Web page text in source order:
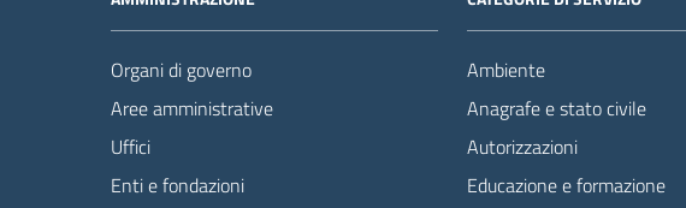
Organi di governo
Aree amministrative
Uffici
Enti e fondazioni
Ambiente
Anagrafe e stato civile
Autorizzazioni
Educazione e formazione